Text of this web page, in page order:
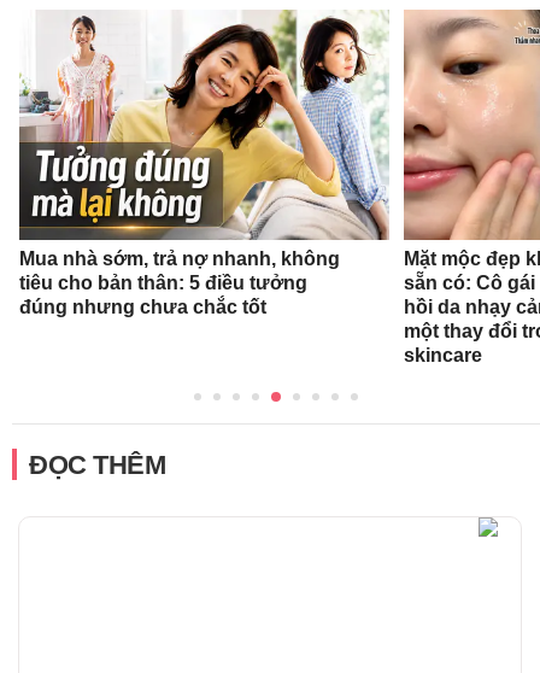
Mua nhà sớm, trả nợ nhanh, không
tiêu cho bản thân: 5 điều tưởng
đúng nhưng chưa chắc tốt
Mặt mộc đẹp
sẵn có: Cô
hồi da nhạy
một thay đổi
skincare
ĐỌC THÊM